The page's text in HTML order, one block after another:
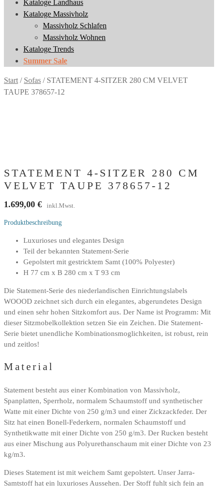
Kataloge Landhaus
Kataloge Massivholz
Massivholz Schlafen
Massivholz Wohnen
Kataloge Trends
Summer Sale
Start / Sofas / STATEMENT 4-SITZER 280 CM VELVET
TAUPE 378657-12
STATEMENT 4-SITZER 280 CM
VELVET TAUPE 378657-12
1.699,00 € inkl.Mwst.
Produktbeschreibung
Luxurioses und elegantes Design
Teil der bekannten Statement-Serie
Gepolstert mit gestricktem Samt (100% Polyester)
H 77 cm x B 280 cm x T 93 cm
Die Statement-Serie des niederlandischen Einrichtungslabels
WOOOD zeichnet sich durch ein elegantes, abgerundetes Design
und einen sehr hohen Sitzkomfort aus. Der Name ist Programm: Mit
dieser Sitzmobelkollektion setzen Sie ein Zeichen. Die Statement-
Serie bietet unendliche Kombinationsmoglichkeiten, ist robust, rein
und zeitlos!
Material
Statement besteht aus einer Kombination von Massivholz,
Spanplatten, Sperrholz, normalem Schaumstoff und synthetischer
Watte mit einer Dichte von 250 g/m3 und einer Zickzackfeder. Der
Sitz hat einen Bonell-Federkern, normalen Schaumstoff und
Synthetikwatte mit einer Dichte von 250 g/m3. Der Rucken besteht
aus einer Mischung aus Polyurethanschaum mit einer Dichte von 23
kg/m3.
Dieses Statement ist mit weichem Samt gepolstert. Unser Jarra-
Samtstoff hat ein luxurioses Aussehen. Der Stoff fuhlt sich fein an